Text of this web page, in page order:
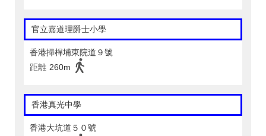
官立嘉道理爵士小學
香港掃桿埔東院道９號
距離 260m
香港真光中學
香港大坑道５０號